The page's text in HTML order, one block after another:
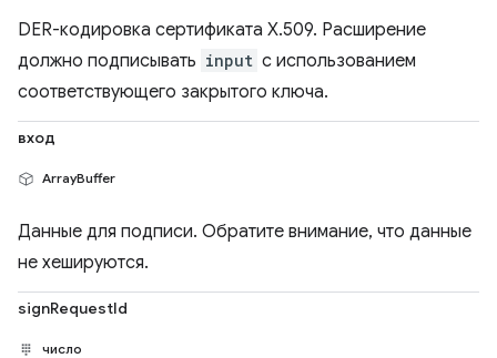
DER-кодировка сертификата X.509. Расширение
должно подписывать input с использованием
соответствующего закрытого ключа.
вход
ArrayBuffer
Данные для подписи. Обратите внимание, что данные
не хешируются.
signRequestId
число